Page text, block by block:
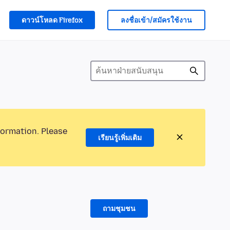
ดาวน์โหลด Firefox ลงชื่อเข้า/สมัครใช้งาน
Please
เรียนรู้เพิ่มเติม
ถามชุมชน